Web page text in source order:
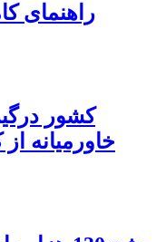
راهنمای
خاورمیانه